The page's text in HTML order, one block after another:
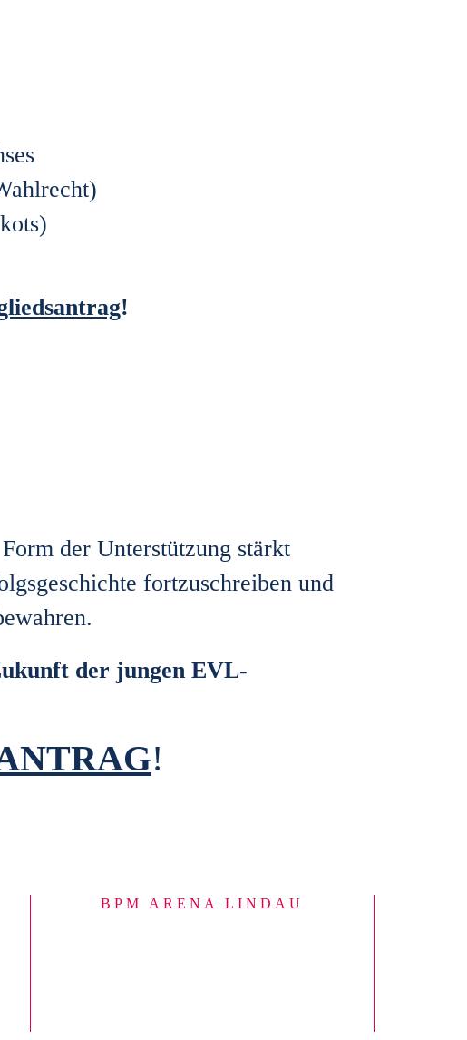
!
der Unterstützung stärkt
fortzuschreiben und
der jungen EVL-
!
BPM ARENA LINDAU